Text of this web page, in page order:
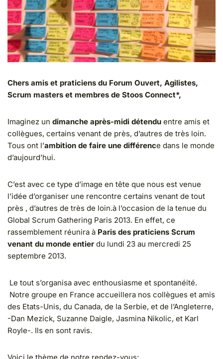
Chers amis et praticiens du Forum Ouvert, Agilistes,
Scrum masters et membres de Stoos Connect*,
Imaginez un dimanche après-midi détendu entre amis et
collègues, certains venant de près, d’autres de très loin.
Tous ont l’ambition de faire une différence dans le monde
d’aujourd’hui.
C’est avec ce type d’image en tête que nous est venue
l’idée d’organiser une rencontre certains venant de tout
près , d’autres de très de loin.à l’occasion de la tenue du
Global Scrum Gathering Paris 2013. En effet, ce
rassemblement réunira à Paris des praticiens Scrum
venant du monde entier du lundi 23 au mercredi 25
septembre 2013.
Le tout s’organisa avec enthousiasme et spontanéité.
Notre groupe en France accueillera nos collègues et amis
des Etats-Unis, du Canada, de la Serbie, et de l’Angleterre,
-Dan Mezick, Suzanne Daigle, Jasmina Nikolic, et Karl
Royle-. Ils en sont ravis.
Voici le thème de notre rendez-vous: